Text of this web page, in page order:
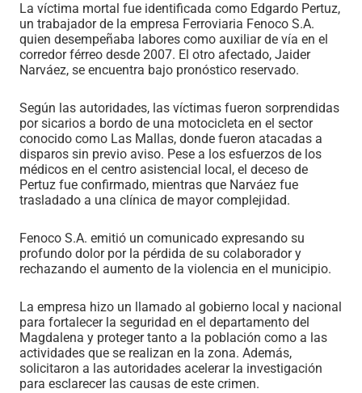
La víctima mortal fue identificada como Edgardo Pertuz,
un trabajador de la empresa Ferroviaria Fenoco S.A.
quien desempeñaba labores como auxiliar de vía en el
corredor férreo desde 2007. El otro afectado, Jaider
Narváez, se encuentra bajo pronóstico reservado.
Según las autoridades, las víctimas fueron sorprendidas
por sicarios a bordo de una motocicleta en el sector
conocido como Las Mallas, donde fueron atacadas a
disparos sin previo aviso. Pese a los esfuerzos de los
médicos en el centro asistencial local, el deceso de
Pertuz fue confirmado, mientras que Narváez fue
trasladado a una clínica de mayor complejidad.
Fenoco S.A. emitió un comunicado expresando su
profundo dolor por la pérdida de su colaborador y
rechazando el aumento de la violencia en el municipio.
La empresa hizo un llamado al gobierno local y nacional
para fortalecer la seguridad en el departamento del
Magdalena y proteger tanto a la población como a las
actividades que se realizan en la zona. Además,
solicitaron a las autoridades acelerar la investigación
para esclarecer las causas de este crimen.